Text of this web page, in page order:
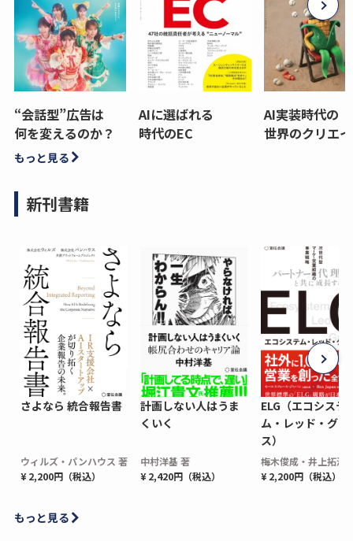
“会話型”広告は
何を変えるのか？
AIに選ばれる
時代のEC
AI実装時代の
世界のクリエ
もっと見る
新刊書籍
さよなら 統合報告書
ウィルズ・パンハウス 著
¥ 2,200円（税込）
計画しない人はうま
くいく
中村洋基 著
¥ 2,420円（税込）
ELG（エコシステ
ム・レッド・グロ
ス）
梅木俊成・井上拓海
¥ 2,200円（税込）
もっと見る